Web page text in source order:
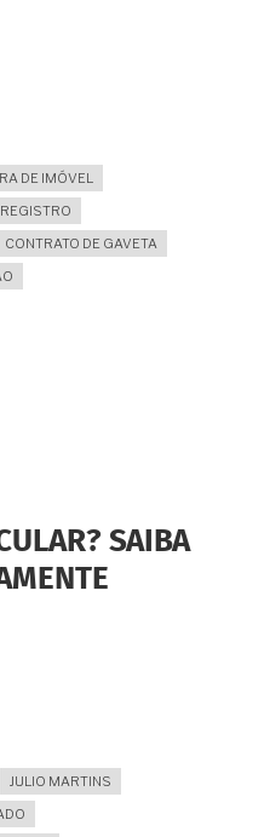
DE IMÓVEL
CONTRATO DE GAVETA
SAIBA
JULIO MARTINS